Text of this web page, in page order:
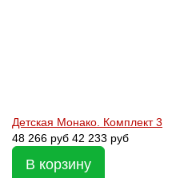
Детская Монако. Комплект 3
48 266 руб 42 233 руб
В корзину